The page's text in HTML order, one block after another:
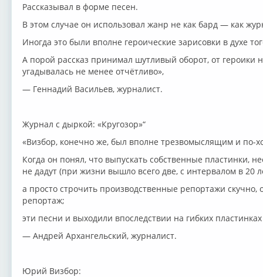
Рассказывал в форме песен.
В этом случае он использовал жанр не как бард — как
Иногда это были вполне героические зарисовки в духе
А порой рассказ принимал шутливый оборот, от героики
угадывалась не менее отчётливо»,
— Геннадий Васильев, журналист.
Журнал с дыркой: «Кругозор»“
«Визбор, конечно же, был вполне трезвомыслящим и по-
Когда он понял, что выпускать собственные пластинки,
не дадут (при жизни вышло всего две, с интервалом в 20
а просто строчить производственные репортажи
репортаж;
эти песни и выходили впоследствии на гибких
— Андрей Архангельский, журналист.
Юрий Визбор: